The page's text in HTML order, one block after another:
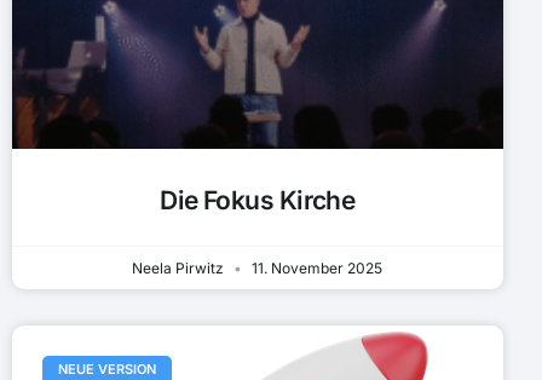
Die Fokus Kirche
Neela Pirwitz 11. November 2025
NEUE VERSION